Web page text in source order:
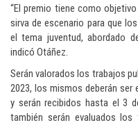
“El premio tiene como
sirva de escenario para que
el tema juventud, abordado
indicó Otáñez.
Serán valorados los trabajos
2023, los mismos deberán ser
y serán recibidos hasta el 3
también serán evaluados